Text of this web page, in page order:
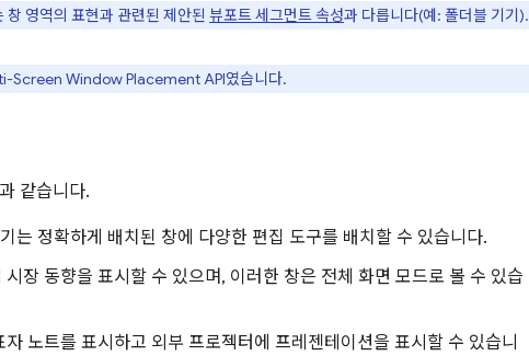
영역의 표현과 관련된 제안된 뷰포트 세그먼트 속성과 다릅니다(예: 폴더블 기기).
Screen Window Placement API였습니다.
같습니다.
는 정확하게 배치된 창에 다양한 편집 도구를 배치할 수 있습니다.
장 동향을 표시할 수 있으며, 이러한 창은 전체 화면 모드로 볼 수 있습
노트를 표시하고 외부 프로젝터에 프레젠테이션을 표시할 수 있습니